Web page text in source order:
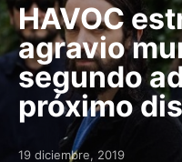
HAVOC
agravio
segundo
próximo
19 diciembre, 2019